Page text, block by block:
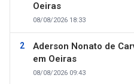
Oeiras
08/08/2026 18:33
Aderson Nonato de
em Oeiras
08/08/2026 09:43